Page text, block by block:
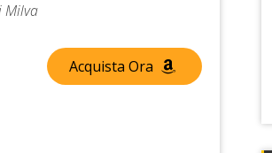
Milva
Acquista Ora